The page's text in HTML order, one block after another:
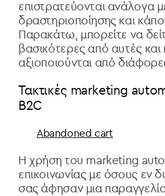
επιστρατεύονται ανάλογα
δραστηριοποίησης και
Παρακάτω, μπορείτε να
βασικότερες από αυτές
αξιοποιούνται από
Τακτικές marketing
B2C
Abandoned cart
Η χρήση του marketing
επικοινωνίας με όσους εν
σας άφησαν μια